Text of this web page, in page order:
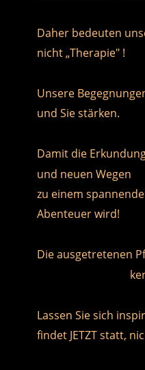
Daher bedeuten
nicht „Therapie" !
Unsere
und Sie stärken.
Damit die
und neuen Wegen
zu einem
Abenteuer wird!
Die ausgetretenen
Lassen Sie sich
findet JETZT statt,